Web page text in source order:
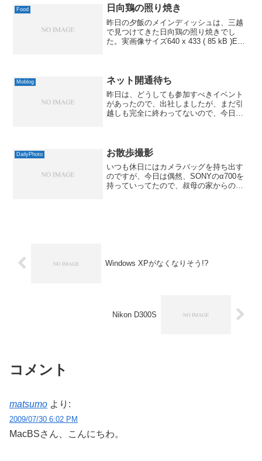
が...
Food 日向鶏の照り焼き
昨日の夕飯のメインディッシュは、三越
で見つけてきた日向鶏の照り焼きでし
た。実画像サイズ640 x 433 ( 85 kB )Exif
Moblog ネット開通待ち
昨日は、どうしても参加すべきイベント
があったので、出社しましたが、まだ引
越しも完全に終わってないので、今日は
ません。早く開通させて...
DailyPhoto お散歩撮影
いつも休日にはカメラバッグを持ち出す
のですが、今日は偶然、SONYのα700を
持っていってたので、叔母の家からの帰
Windows XPがなくなりそう!?
Nikon D300S
コメント
matsumo より:
2009/07/30 6:02 PM
MacBSさん、こんにちわ。